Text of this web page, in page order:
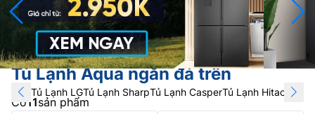
Tủ Lạnh Aqua ngăn đá trên
Tủ Lạnh LGTủ Lạnh SharpTủ Lạnh CasperTủ Lạnh HitachiTủ
Có 11sản phẩm